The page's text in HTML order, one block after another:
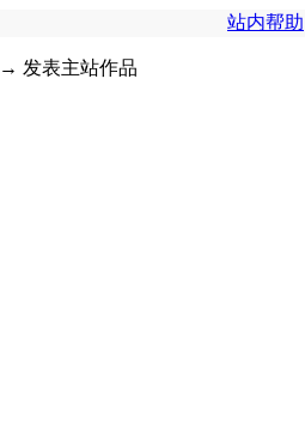
站内帮助
→ 发表主站作品